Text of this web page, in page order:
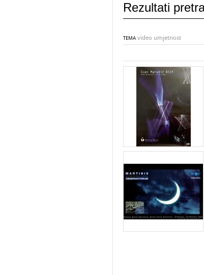
Rezultati
TEMA video umjetnost